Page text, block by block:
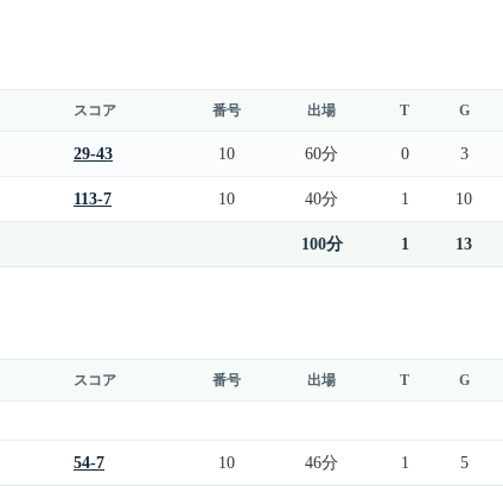
スコア 番号 出場 T G
29-43 10 60分 0 3
113-7 10 40分 1 10
100分 1 13
スコア 番号 出場 T G
54-7 10 46分 1 5